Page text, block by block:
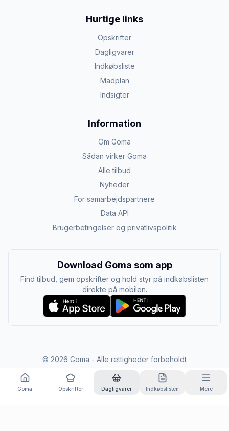
Hurtige links
Opskrifter
Dagligvarer
Indkøbsliste
Madplan
Indsigter
Information
Om Goma
Sådan virker Goma
Alle tilbud
Nyheder
For samarbejdspartnere
Data API
Brugerbetingelser og privatlivspolitik
Download Goma som app
Find tilbud, gem opskrifter og hold styr på indkøbslisten
direkte på mobilen.
© 2026 Goma - Alle rettigheder forbeholdt
Goma Opskrifter Dagligvarer Indkøbslisten Mere